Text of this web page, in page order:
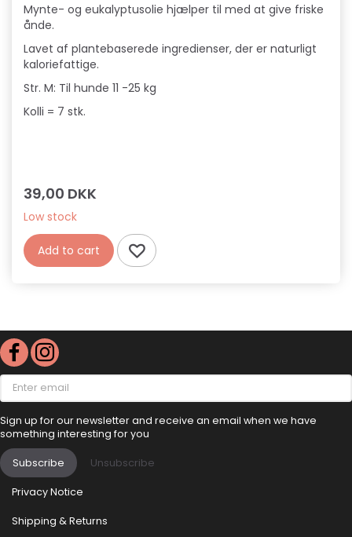
Mynte- og eukalyptusolie hjælper til med at give friske
ånde.
Lavet af plantebaserede ingredienser, der er naturligt
kaloriefattige.
Str. M: Til hunde 11 -25 kg
Kolli = 7 stk.
39,00 DKK
Low stock
Add to cart
Enter
email
Sign up for our newsletter and receive an email when we have
something interesting for you
Subscribe Unsubscribe
Privacy Notice
Shipping & Returns